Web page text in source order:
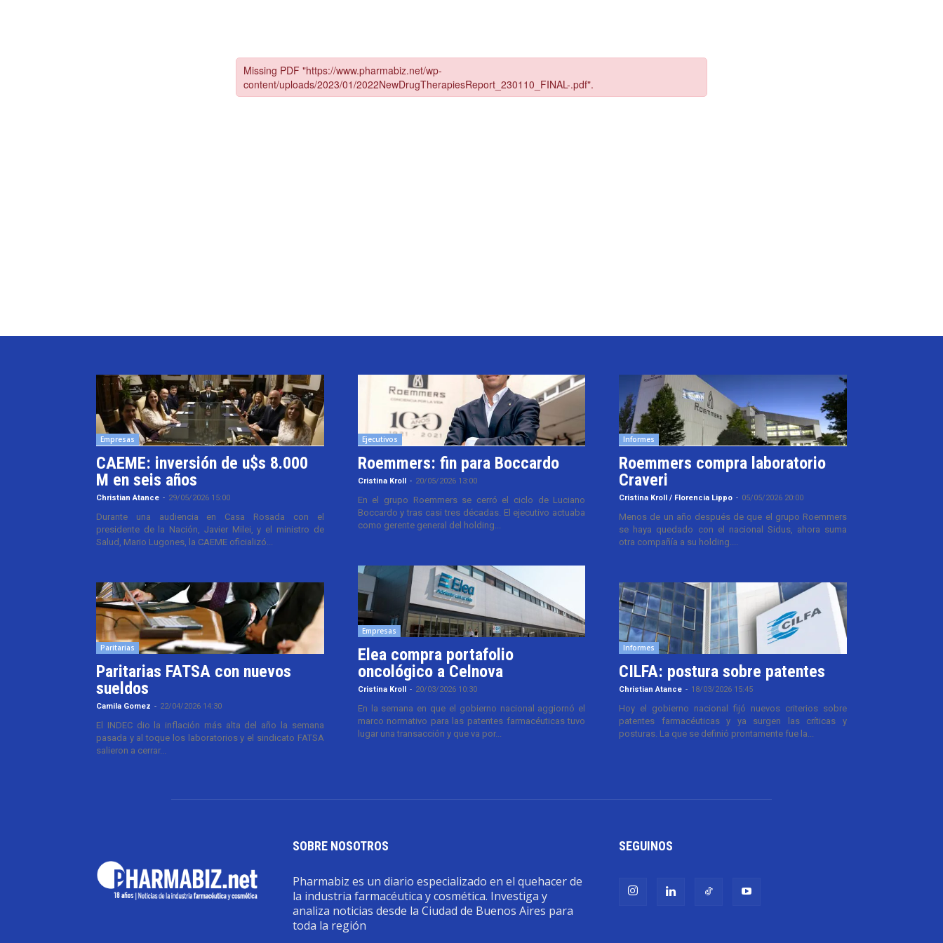
Empresas
CAEME: inversión de u$s 8.000
M en seis años
Christian Atance - 29/05/2026 15:00
Durante una audiencia en Casa Rosada con el
presidente de la Nación, Javier Milei, y el ministro de
Salud, Mario Lugones, la CAEME oficializó...
Paritarias
Paritarias FATSA con nuevos
sueldos
Camila Gomez - 22/04/2026 14:30
El INDEC dio la inflación más alta del año la semana
pasada y al toque los laboratorios y el sindicato FATSA
salieron a cerrar...
Ejecutivos
Roemmers: fin para Boccardo
Cristina Kroll - 20/05/2026 13:00
En el grupo Roemmers se cerró el ciclo de Luciano
Boccardo y tras casi tres décadas. El ejecutivo actuaba
como gerente general del holding...
Empresas
Elea compra portafolio
oncológico a Celnova
Cristina Kroll - 20/03/2026 10:30
En la semana en que el gobierno nacional aggiornó el
marco normativo para las patentes farmacéuticas tuvo
lugar una transacción y que va por...
Informes
Roemmers compra laboratorio
Craveri
Cristina Kroll / Florencia Lippo - 05/05/2026 20:00
Menos de un año después de que el grupo Roemmers
se haya quedado con el nacional Sidus, ahora suma
otra compañía a su holding....
Informes
CILFA: postura sobre patentes
Christian Atance - 18/03/2026 15:45
Hoy el gobierno nacional fijó nuevos criterios sobre
patentes farmacéuticas y ya surgen las críticas y
posturas. La que se definió prontamente fue la...
SOBRE NOSOTROS
Pharmabiz es un diario especializado en el quehacer de
la industria farmacéutica y cosmética. Investiga y
analiza noticias desde la Ciudad de Buenos Aires para
toda la región
SEGUINOS